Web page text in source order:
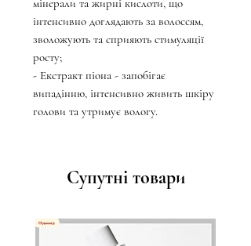
мінерали та жирні кислоти, що
інтенсивно доглядають за волоссям,
зволожують та сприяють стимуляції
росту;
- Екстракт піона - запобігає
випадінню, інтенсивно живить шкіру
голови та утримує вологу.
Супутні товари